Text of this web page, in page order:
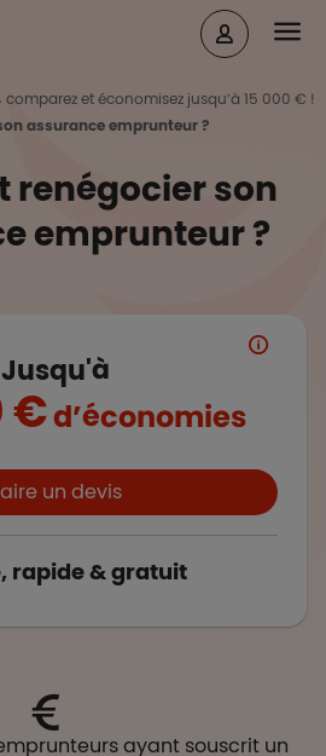
Accueil
et économisez jusqu’à 15 000 € !
assurance emprunteur ?
renégocier son
emprunteur ?
Jusqu'à
€d’économies
un devis
rapide & gratuit
ayant souscrit un